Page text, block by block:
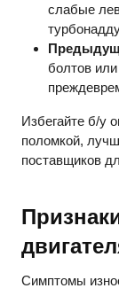
слабые
болтов
Избегайте б/у
поломкой,
поставщиков
Симптомы